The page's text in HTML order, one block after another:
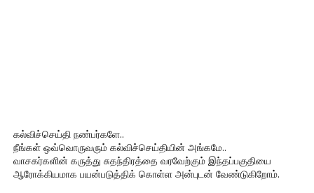
கல்விச்செய்தி நண்பர்களே..
நீங்கள் ஒவ்வொருவரும் கல்விச்செய்தியின் அங்கமே..
வாசகர்களின் கருத்து சுதந்திரத்தை வரவேற்கும் இந்தப்பகுதியை
ஆரோக்கியமாக பயன்படுத்திக் கொள்ள அன்புடன் வேண்டுகிறோம்.